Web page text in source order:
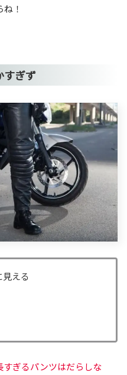
！
すぎず
える
すぎるパンツはだらしな